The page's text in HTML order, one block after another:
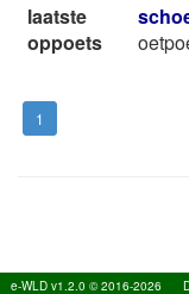
laatste
oppoets
1
e-WLD v1.2.0 © 2016-2026